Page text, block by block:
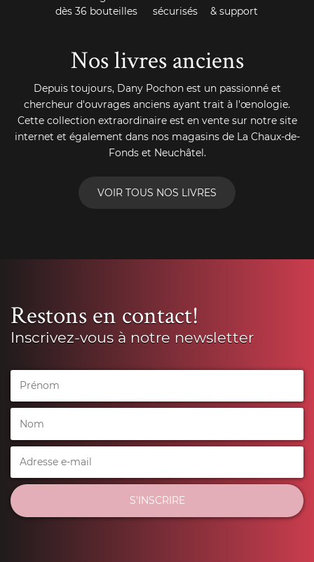
dès 36 bouteilles
sécurisés
& support
Nos livres anciens
Depuis toujours, Dany Pochon est un passionné et
chercheur d'ouvrages anciens ayant trait à l'œnologie.
Cette collection extraordinaire est en vente sur notre site
internet et également dans nos magasins de La Chaux-de-
Fonds et Neuchâtel.
VOIR TOUS NOS LIVRES
Restons en contact!
Inscrivez-vous à notre newsletter
S'INSCRIRE